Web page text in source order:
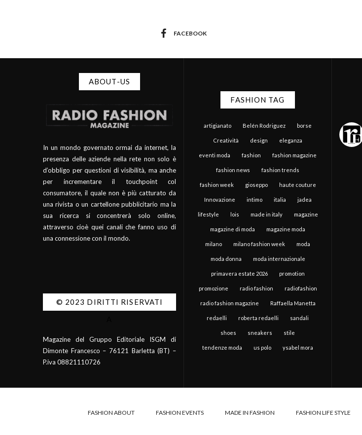
FACEBOOK
ABOUT-US
In un mondo governato ormai da internet, la
presenza delle aziende nella rete non solo è
d’obbligo per questioni di visibilità, ma anche
per incrementare il touchpoint col
consumatore, il quale non è più catturato da
una rivista o un cartellone pubblicitario ma la
sua ricerca si concentrerà solo online,
attraverso cioè quei canali che fanno uso di
una connessione con il mondo.
© 2023 DIRITTI RISERVATI
Magazine del Gruppo Editoriale ISGM di
Dimonte Francesco – 76121 Barletta (BT) –
P.iva 08821110726
FASHION TAG
artigianato Belén Rodriguez borse
Creatività design eleganza
eventi moda fashion fashion magazine
fashion news fashion trends
fashion week gioseppo haute couture
Innovazione intimo italia jadea
lifestyle lois made in italy magazine
magazine di moda magazine moda
milano milano fashion week moda
moda donna moda internazionale
primavera estate 2026 promotion
promozione radio fashion radiofashion
radio fashion magazine Raffaella Manetta
redaelli roberta redaelli sandali
shoes sneakers stile
tendenze moda us polo ysabel mora
FASHION ABOUT FASHION EVENTS MADE IN FASHION FASHION LIFE STYLE